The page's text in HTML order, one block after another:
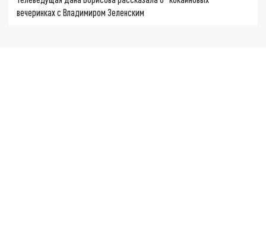
вечеринках с Владимиром Зеленским